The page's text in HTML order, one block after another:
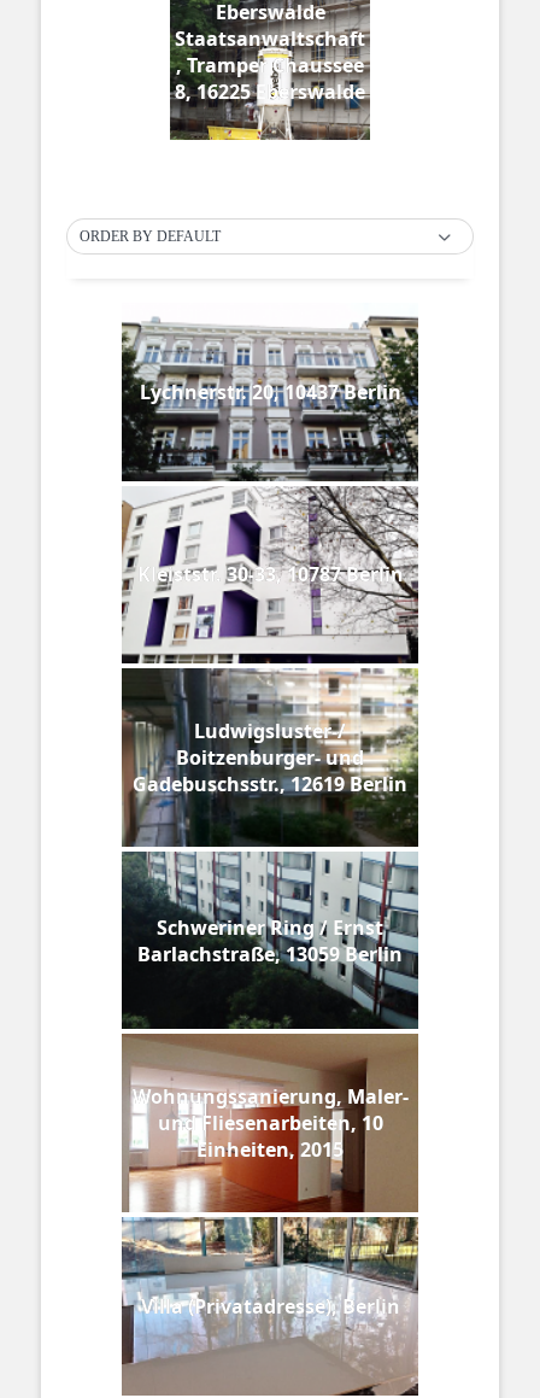
Eberswalde
Staatsanwaltschaft
, Tramper Chaussee
8, 16225 Eberswalde
ORDER BY DEFAULT
Lychnerstr. 20, 10437 Berlin
Kleiststr. 30-33, 10787 Berlin
Ludwigsluster-/
Boitzenburger- und
Gadebuschsstr., 12619 Berlin
Schweriner Ring / Ernst
Barlachstraße, 13059 Berlin
Wohnungssanierung, Maler-
und Fliesenarbeiten, 10
Einheiten, 2015
Villa (Privatadresse), Berlin